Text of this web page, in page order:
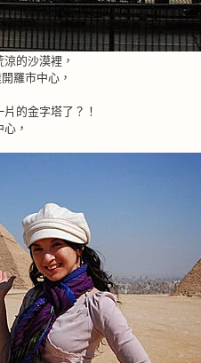
的沙漠裡，
羅市中心，
的金字塔了？！
，